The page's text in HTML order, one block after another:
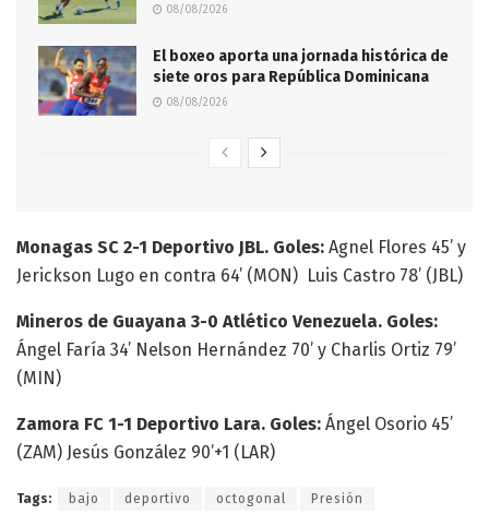
08/08/2026
El boxeo aporta una jornada histórica de
siete oros para República Dominicana
08/08/2026
Monagas SC 2-1 Deportivo JBL. Goles: Agnel Flores 45’ y
Jerickson Lugo en contra 64’ (MON) Luis Castro 78’ (JBL)
Mineros de Guayana 3-0 Atlético Venezuela. Goles:
Ángel Faría 34’ Nelson Hernández 70’ y Charlis Ortiz 79’
(MIN)
Zamora FC 1-1 Deportivo Lara. Goles: Ángel Osorio 45’
(ZAM) Jesús González 90’+1 (LAR)
Tags: bajo deportivo octogonal Presión